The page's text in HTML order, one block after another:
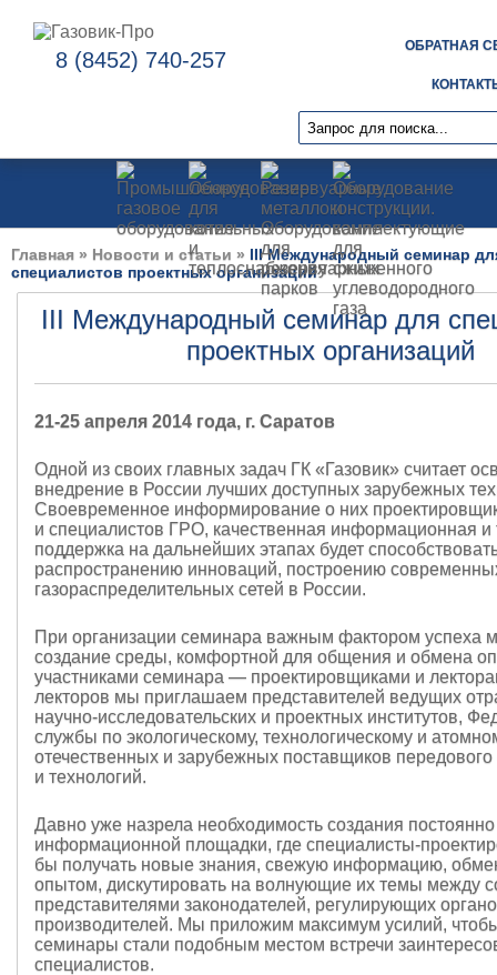
8 (8452) 740-257
ОБРАТНАЯ
Главная » Новости и статьи » III Международный семинар
специалистов проектных организаций
III Международный семинар для
проектных организаций
21-25 апреля 2014 года, г. Саратов
Одной из своих главных задач ГК «Газовик» считает
внедрение в России лучших доступных зарубежных
Своевременное информирование о них
и специалистов ГРО, качественная информационная и
поддержка на дальнейших этапах будет
распространению инноваций, построению
газораспределительных сетей в России.
При организации семинара важным фактором успеха
создание среды, комфортной для общения и обмена
участниками семинара — проектировщиками и
лекторов мы приглашаем представителей ведущих
научно-исследовательских и проектных институтов,
службы по экологическому, технологическому и
отечественных и зарубежных поставщиков
и технологий.
Давно уже назрела необходимость создания
информационной площадки, где специалисты-
бы получать новые знания, свежую информацию,
опытом, дискутировать на волнующие их темы между
представителями законодателей, регулирующих
производителей. Мы приложим максимум усилий,
семинары стали подобным местом встречи
специалистов.